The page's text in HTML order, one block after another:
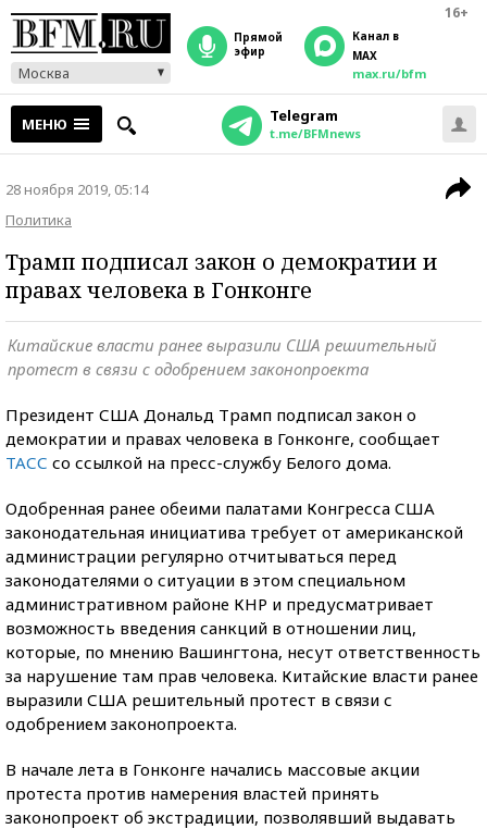
16+
Москва
прямой
эфир
Канал в
MAX
max.ru/bfm
МЕНЮ Telegram
t.me/BFMnews
28 ноября 2019, 05:14
Политика
Трамп подписал закон о демократии и
правах человека в Гонконге
Китайские власти ранее выразили США решительный
протест в связи с одобрением законопроекта
Президент США Дональд Трамп подписал закон о
демократии и правах человека в Гонконге, сообщает
ТАСС со ссылкой на пресс-службу Белого дома.
Одобренная ранее обеими палатами Конгресса США
законодательная инициатива требует от американской
администрации регулярно отчитываться перед
законодателями о ситуации в этом специальном
административном районе КНР и предусматривает
возможность введения санкций в отношении лиц,
которые, по мнению Вашингтона, несут ответственность
за нарушение там прав человека. Китайские власти ранее
выразили США решительный протест в связи с
одобрением законопроекта.
В начале лета в Гонконге начались массовые акции
протеста против намерения властей принять
законопроект об экстрадиции, позволявший выдавать